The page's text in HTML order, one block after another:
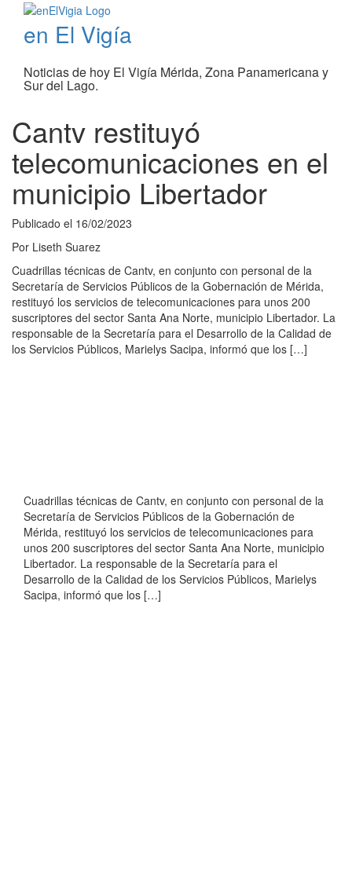
en El Vigía
Noticias de hoy El Vigía Mérida, Zona Panamericana y
Sur del Lago.
Cantv restituyó
telecomunicaciones en el
municipio Libertador
Publicado el 16/02/2023
Por Liseth Suarez
Cuadrillas técnicas de Cantv, en conjunto con personal de la
Secretaría de Servicios Públicos de la Gobernación de Mérida,
restituyó los servicios de telecomunicaciones para unos 200
suscriptores del sector Santa Ana Norte, municipio Libertador. La
responsable de la Secretaría para el Desarrollo de la Calidad de
los Servicios Públicos, Marielys Sacipa, informó que los […]
Cuadrillas técnicas de Cantv, en conjunto con personal de la
Secretaría de Servicios Públicos de la Gobernación de
Mérida, restituyó los servicios de telecomunicaciones para
unos 200 suscriptores del sector Santa Ana Norte, municipio
Libertador. La responsable de la Secretaría para el
Desarrollo de la Calidad de los Servicios Públicos, Marielys
Sacipa, informó que los […]